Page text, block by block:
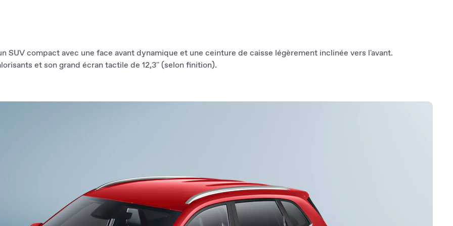
par
la
pour effet
SUV compact avec une face avant dynamique et une ceinture de caisse légèrement inclinée vers l'avant.
et son grand écran tactile de 12,3'' (selon finition).